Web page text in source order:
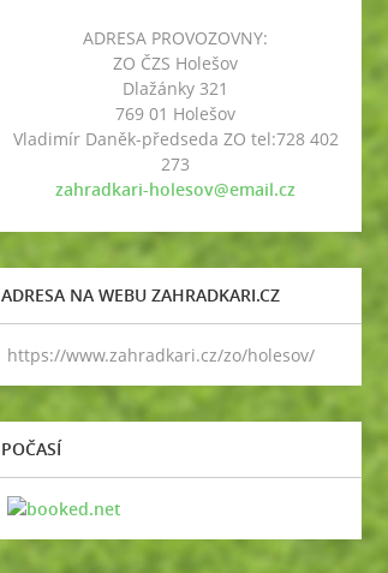
ADRESA PROVOZOVNY:
ZO ČZS Holešov
Dlažánky 321
769 01 Holešov
Vladimír Daněk-předseda ZO tel:728 402
273
zahradkari-holesov@email.cz
ADRESA NA WEBU ZAHRADKARI.CZ
https://www.zahradkari.cz/zo/holesov/
POČASÍ